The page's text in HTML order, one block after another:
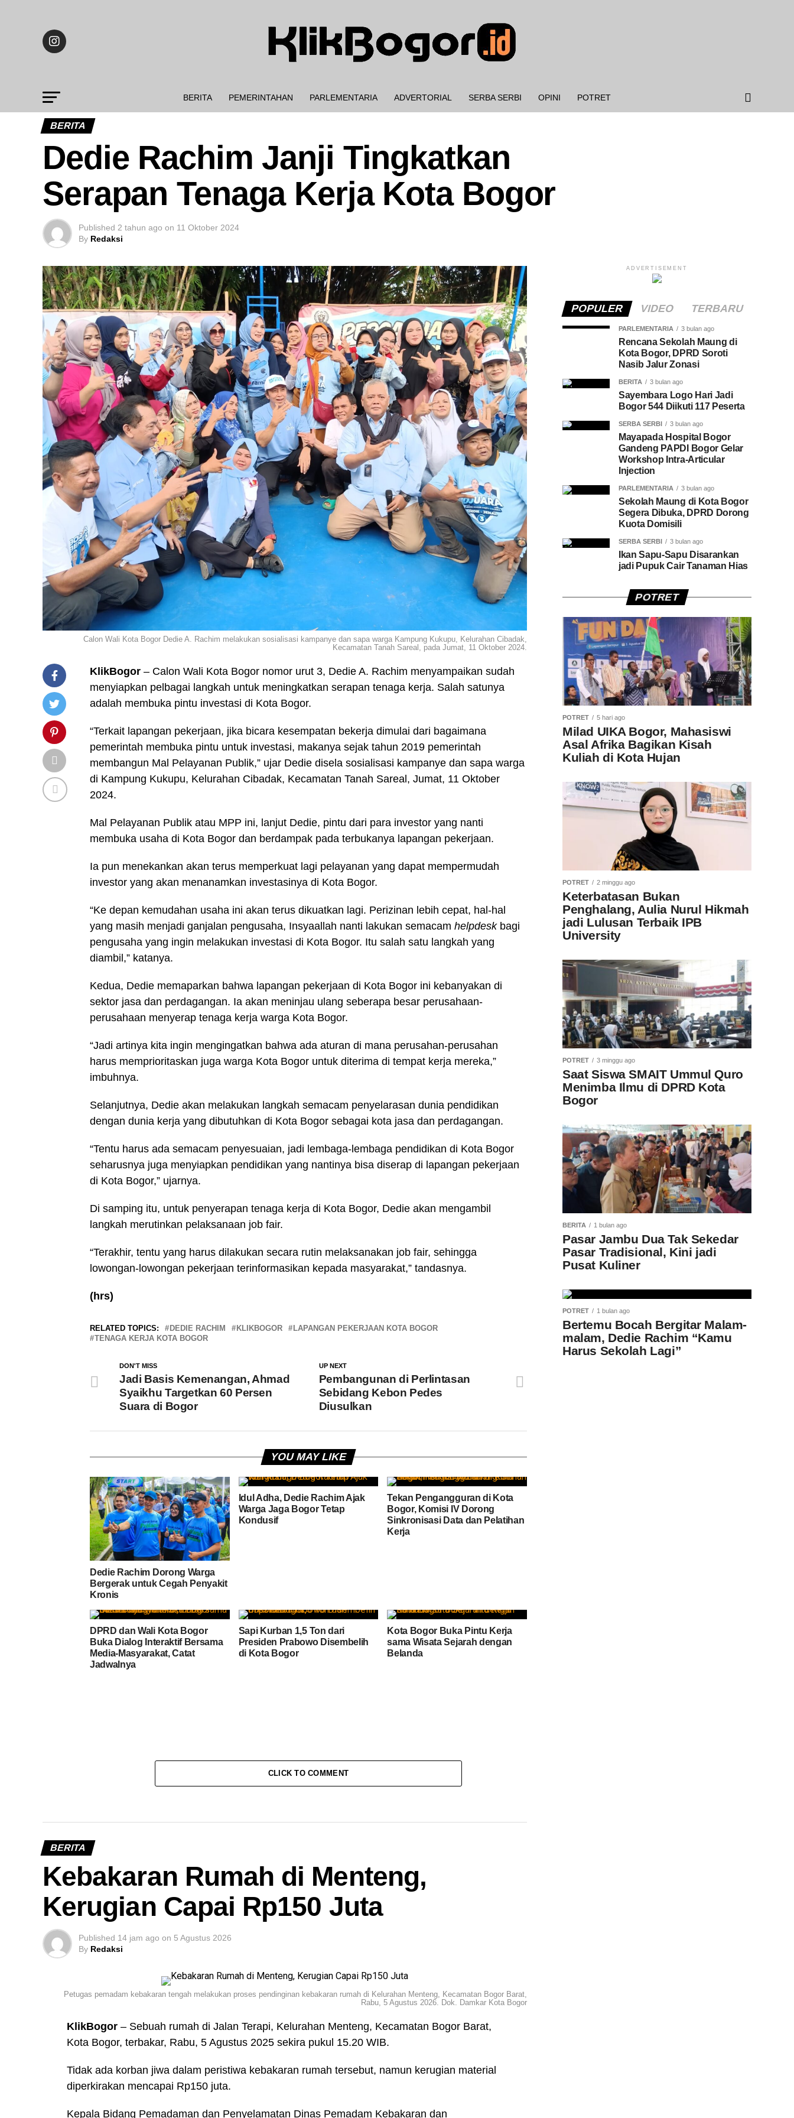
BERITA PEMERINTAHAN PARLEMENTARIA ADVERTORIAL SERBA SERBI OPINI POTRET
BERITA
Dedie Rachim Janji Tingkatkan
Serapan Tenaga Kerja Kota Bogor
Published 2 tahun ago on 11 Oktober 2024
By Redaksi
Calon Wali Kota Bogor Dedie A. Rachim melakukan sosialisasi kampanye dan sapa warga Kampung Kukupu, Kelurahan Cibadak,
Kecamatan Tanah Sareal, pada Jumat, 11 Oktober 2024.
KlikBogor – Calon Wali Kota Bogor nomor urut 3, Dedie A. Rachim menyampaikan sudah
menyiapkan pelbagai langkah untuk meningkatkan serapan tenaga kerja. Salah satunya
adalah membuka pintu investasi di Kota Bogor.
“Terkait lapangan pekerjaan, jika bicara kesempatan bekerja dimulai dari bagaimana
pemerintah membuka pintu untuk investasi, makanya sejak tahun 2019 pemerintah
membangun Mal Pelayanan Publik,” ujar Dedie disela sosialisasi kampanye dan sapa warga
di Kampung Kukupu, Kelurahan Cibadak, Kecamatan Tanah Sareal, Jumat, 11 Oktober
2024.
Mal Pelayanan Publik atau MPP ini, lanjut Dedie, pintu dari para investor yang nanti
membuka usaha di Kota Bogor dan berdampak pada terbukanya lapangan pekerjaan.
Ia pun menekankan akan terus memperkuat lagi pelayanan yang dapat mempermudah
investor yang akan menanamkan investasinya di Kota Bogor.
“Ke depan kemudahan usaha ini akan terus dikuatkan lagi. Perizinan lebih cepat, hal-hal
yang masih menjadi ganjalan pengusaha, Insyaallah nanti lakukan semacam helpdeskbagi
pengusaha yang ingin melakukan investasi di Kota Bogor. Itu salah satu langkah yang
diambil,” katanya.
Kedua, Dedie memaparkan bahwa lapangan pekerjaan di Kota Bogor ini kebanyakan di
sektor jasa dan perdagangan. Ia akan meninjau ulang seberapa besar perusahaan-
perusahaan menyerap tenaga kerja warga Kota Bogor.
“Jadi artinya kita ingin mengingatkan bahwa ada aturan di mana perusahan-perusahan
harus memprioritaskan juga warga Kota Bogor untuk diterima di tempat kerja mereka,”
imbuhnya.
Selanjutnya, Dedie akan melakukan langkah semacam penyelarasan dunia pendidikan
dengan dunia kerja yang dibutuhkan di Kota Bogor sebagai kota jasa dan perdagangan.
“Tentu harus ada semacam penyesuaian, jadi lembaga-lembaga pendidikan di Kota Bogor
seharusnya juga menyiapkan pendidikan yang nantinya bisa diserap di lapangan pekerjaan
di Kota Bogor,” ujarnya.
Di samping itu, untuk penyerapan tenaga kerja di Kota Bogor, Dedie akan mengambil
langkah merutinkan pelaksanaan job fair.
“Terakhir, tentu yang harus dilakukan secara rutin melaksanakan job fair, sehingga
lowongan-lowongan pekerjaan terinformasikan kepada masyarakat,” tandasnya.
(hrs)
RELATED TOPICS: DEDIE RACHIM KLIKBOGOR
LAPANGAN PEKERJAAN KOTA BOGOR
TENAGA KERJA KOTA BOGOR
UP NEXT
Pembangunan di Perlintasan
Sebidang Kebon Pedes
Diusulkan
DON'T MISS
Jadi Basis Kemenangan, Ahmad
Syaikhu Targetkan 60 Persen
Suara di Bogor
YOU MAY LIKE
Dedie Rachim Dorong Warga
Bergerak untuk Cegah Penyakit
Kronis
Idul Adha, Dedie Rachim Ajak
Warga Jaga Bogor Tetap
Kondusif
Tekan Pengangguran di Kota
Bogor, Komisi IV Dorong
Sinkronisasi Data dan Pelatihan
Kerja
DPRD dan Wali Kota Bogor
Buka Dialog Interaktif Bersama
Media-Masyarakat, Catat
Jadwalnya
Sapi Kurban 1,5 Ton dari
Presiden Prabowo Disembelih
di Kota Bogor
Kota Bogor Buka Pintu Kerja
sama Wisata Sejarah dengan
Belanda
CLICK TO COMMENT
BERITA
Kebakaran Rumah di Menteng,
Kerugian Capai Rp150 Juta
Published 14 jam ago on 5 Agustus 2026
By Redaksi
Petugas pemadam kebakaran tengah melakukan proses pendinginan kebakaran rumah di Kelurahan Menteng, Kecamatan Bogor Barat,
Rabu, 5 Agustus 2026. Dok. Damkar Kota Bogor
KlikBogor – Sebuah rumah di Jalan Terapi, Kelurahan Menteng, Kecamatan Bogor Barat,
Kota Bogor, terbakar, Rabu, 5 Agustus 2025 sekira pukul 15.20 WIB.
Tidak ada korban jiwa dalam peristiwa kebakaran rumah tersebut, namun kerugian material
diperkirakan mencapai Rp150 juta.
Kepala Bidang Pemadaman dan Penyelamatan Dinas Pemadam Kebakaran dan
ADVERTISEMENT
POPULER VIDEO TERBARU
PARLEMENTARIA 3 bulan ago
Rencana Sekolah Maung di
Kota Bogor, DPRD Soroti
Nasib Jalur Zonasi
BERITA 3 bulan ago
Sayembara Logo Hari Jadi
Bogor 544 Diikuti 117 Peserta
SERBA SERBI 3 bulan ago
Mayapada Hospital Bogor
Gandeng PAPDI Bogor Gelar
Workshop Intra-Articular
Injection
PARLEMENTARIA 3 bulan ago
Sekolah Maung di Kota Bogor
Segera Dibuka, DPRD Dorong
Kuota Domisili
SERBA SERBI 3 bulan ago
Ikan Sapu-Sapu Disarankan
jadi Pupuk Cair Tanaman Hias
POTRET
POTRET 5 hari ago
Milad UIKA Bogor, Mahasiswi
Asal Afrika Bagikan Kisah
Kuliah di Kota Hujan
POTRET 2 minggu ago
Keterbatasan Bukan
Penghalang, Aulia Nurul Hikmah
jadi Lulusan Terbaik IPB
University
POTRET 3 minggu ago
Saat Siswa SMAIT Ummul Quro
Menimba Ilmu di DPRD Kota
Bogor
BERITA 1 bulan ago
Pasar Jambu Dua Tak Sekedar
Pasar Tradisional, Kini jadi
Pusat Kuliner
POTRET 1 bulan ago
Bertemu Bocah Bergitar Malam-
malam, Dedie Rachim “Kamu
Harus Sekolah Lagi”